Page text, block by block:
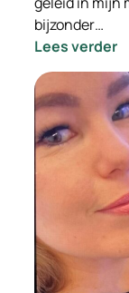
bijzonder…
Lees verder: